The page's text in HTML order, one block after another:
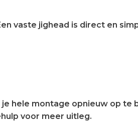
vaste jighead is direct en
hele montage opnieuw op te
voor meer uitleg.